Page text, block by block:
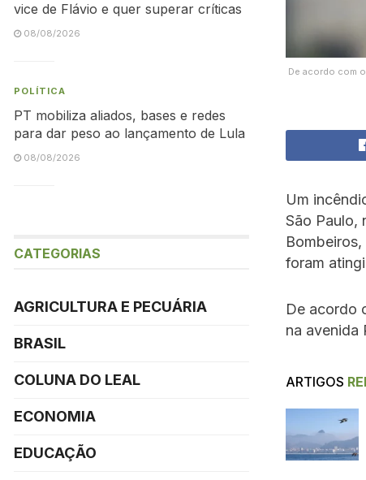
De acordo com
Um
São Paulo,
foram
De acordo
na avenida
ARTIGOS
vice de Flávio e quer superar críticas
08/08/2026
POLÍTICA
PT mobiliza aliados, bases e redes
para dar peso ao lançamento de Lula
08/08/2026
CATEGORIAS
AGRICULTURA E PECUÁRIA
BRASIL
COLUNA DO LEAL
ECONOMIA
EDUCAÇÃO